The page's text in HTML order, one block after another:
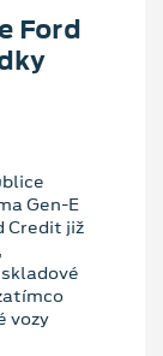
Ford
Gen⁠-⁠E
Credit již
vozy